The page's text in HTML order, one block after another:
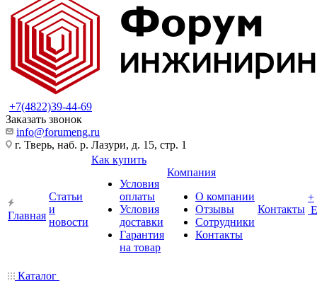
+7(4822)39-44-69
Заказать звонок
info@forumeng.ru
г. Тверь, наб. р. Лазури, д. 15, стр. 1
Главная
Статьи
и
новости
Как купить
Условия
оплаты
Условия
доставки
Гарантия
на товар
Компания
О компании
Отзывы
Сотрудники
Контакты
Контакты
+
Каталог